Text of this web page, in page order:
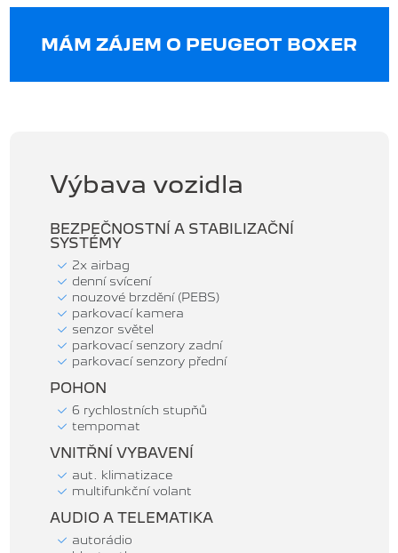
Výbava vozidla
BEZPEČNOSTNÍ A STABILIZAČNÍ
SYSTÉMY
2x airbag
denní svícení
nouzové brzdění (PEBS)
parkovací kamera
senzor světel
parkovací senzory zadní
parkovací senzory přední
POHON
6 rychlostních stupňů
tempomat
VNITŘNÍ VYBAVENÍ
aut. klimatizace
multifunkční volant
AUDIO A TELEMATIKA
autorádio
MÁM ZÁJEM O PEUGEOT BOXER